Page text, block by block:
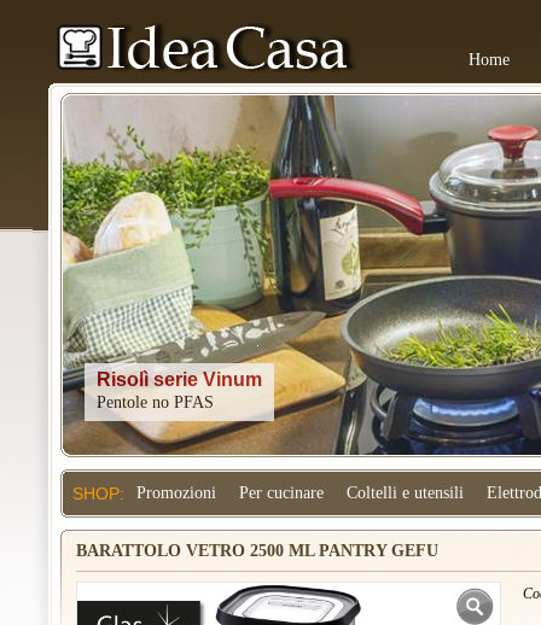
Home
Kitchenaid
SHOP: Promozioni Per cucinare Coltelli e utensili
BARATTOLO VETRO 2500 ML PANTRY GEFU